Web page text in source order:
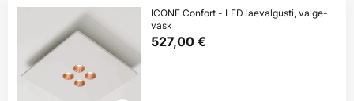
ICONE Confort - LED laevalgusti, valge-
vask
527,00 €